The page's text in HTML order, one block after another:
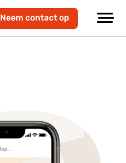
Neem contact op